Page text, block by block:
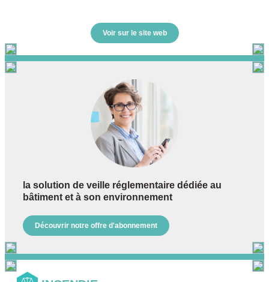
Voir sur le site web
la solution de veille réglementaire dédiée au
bâtiment et à son environnement
Découvrir notre offre d'abonnement